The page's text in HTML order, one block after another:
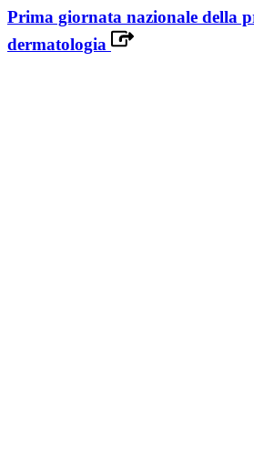
Prima giornata nazionale della
dermatologia